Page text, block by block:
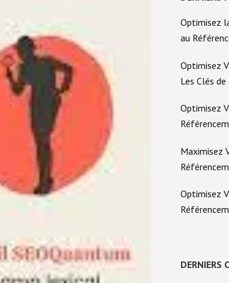
Optimisez
au
Optimisez
Les Clés
Optimisez
Maximisez
Optimisez
DERNIERS